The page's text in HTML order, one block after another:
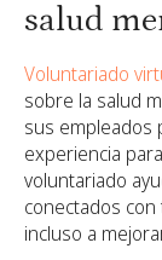
salud
Voluntariado
sobre la salud
sus empleados
experiencia
voluntariado
conectados
incluso a